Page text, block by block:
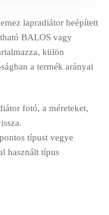
lapradiátor beépített
BALOS vagy
külön
a termék arányai
fotó, a méreteket,
típust vegye
használt típus